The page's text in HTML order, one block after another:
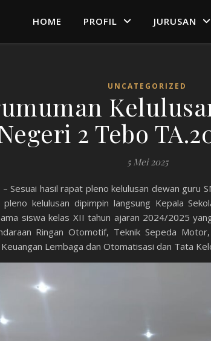
HOME PROFIL JURUSAN
UNCATEGORIZED
2 Tebo
5 Mei 2025
Sesuai hasil rapat pleno kelulusan dewan guru
kelulusan dipimpin langsung Kepala
siswa kelas XII tahun ajaran 2024/2025
Ringan Otomotif, Teknik Sepeda
Lembaga dan Otomatisasi dan Tata